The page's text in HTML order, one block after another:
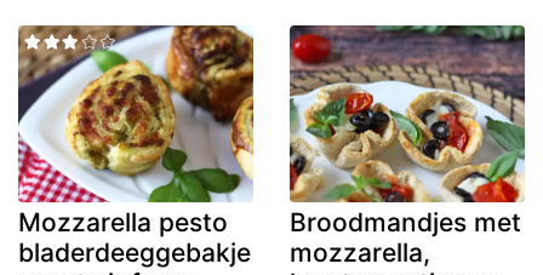
Mozzarella pesto
bladerdeeggebakje
Broodmandjes met
mozzarella,